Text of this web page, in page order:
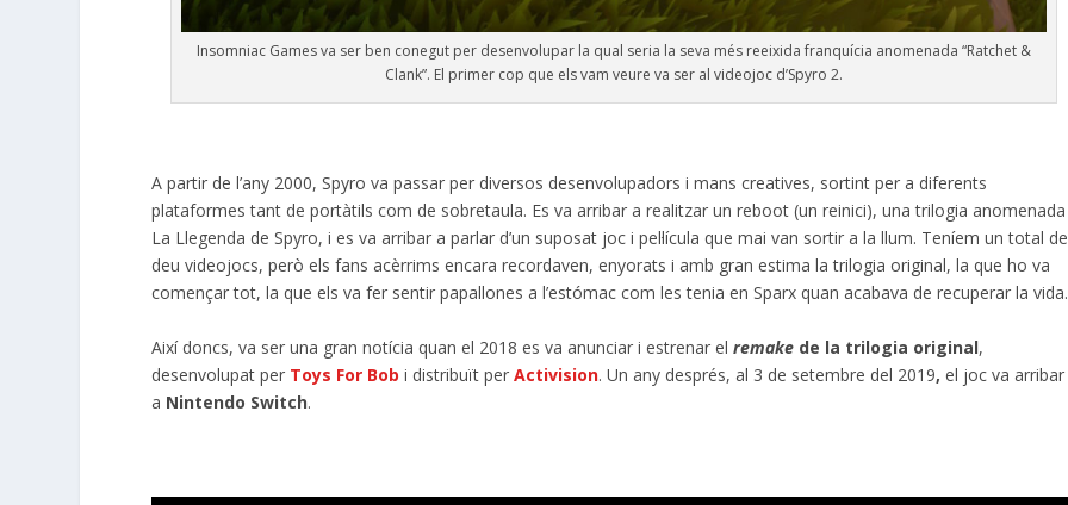
Insomniac Games va ser ben conegut per desenvolupar la qual seria la seva més reeixida franquícia anomenada “Ratchet &
Clank”. El primer cop que els vam veure va ser al videojoc d’Spyro 2.
A partir de l’any 2000, Spyro va passar per diversos desenvolupadors i mans creatives, sortint per a diferents
plataformes tant de portàtils com de sobretaula. Es va arribar a realitzar un reboot (un reinici), una trilogia anomenada
La Llegenda de Spyro, i es va arribar a parlar d’un suposat joc i pel·lícula que mai van sortir a la llum. Teníem un total de
deu videojocs, però els fans acèrrims encara recordaven, enyorats i amb gran estima la trilogia original, la que ho va
començar tot, la que els va fer sentir papallones a l’estómac com les tenia en Sparx quan acabava de recuperar la vida.
Així doncs, va ser una gran notícia quan el 2018 es va anunciar i estrenar elremake de la trilogia original,
desenvolupat per Toys For Bob i distribuït perActivision. Un any després, al 3 de setembre del 2019,el joc va arribar
a Nintendo Switch.